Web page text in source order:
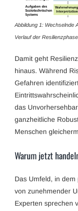
Abbildung 1: Wechselnde
Verlauf der
Damit geht
hinaus. Während
Gefahren
das
ganzheitliche
Menschen
Warum jetzt
Das Umfeld, in
von zunehmender
Experten sprechen